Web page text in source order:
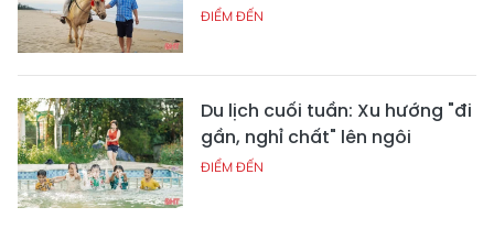
ĐIỂM ĐẾN
Du lịch cuối tuần: Xu hướng "đi
gần, nghỉ chất" lên ngôi
ĐIỂM ĐẾN